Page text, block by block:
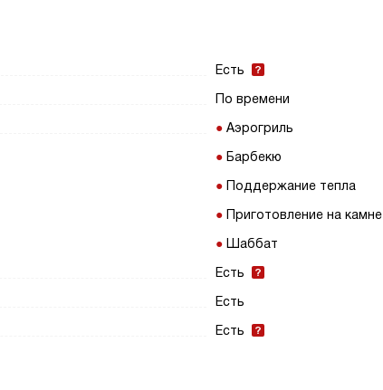
Есть
По времени
Аэрогриль
Барбекю
Поддержание тепла
Приготовление на камне
Шаббат
Есть
Есть
Есть